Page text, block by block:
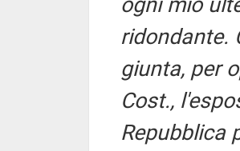
ridondante.
giunta, per
Cost.,
Repubblica